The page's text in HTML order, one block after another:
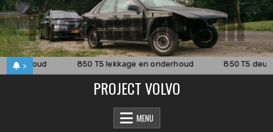
Skip
to
content
>
onderhoud 850 T5 lekkage en onderhoud 850 T5
PROJECT VOLVO
MENU